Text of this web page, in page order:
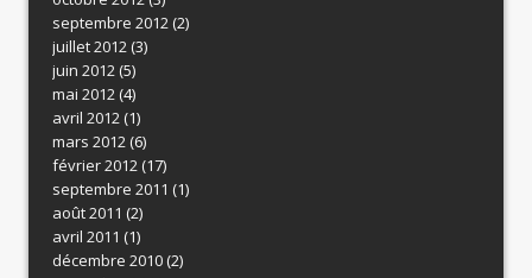
septembre 2012(2)
juillet 2012(3)
juin 2012(5)
mai 2012(4)
avril 2012(1)
mars 2012(6)
février 2012(17)
septembre 2011 (1)
août 2011 (2)
avril 2011 (1)
décembre 2010(2)